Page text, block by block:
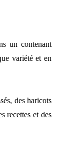
un contenant
variété et en
des haricots
recettes et des